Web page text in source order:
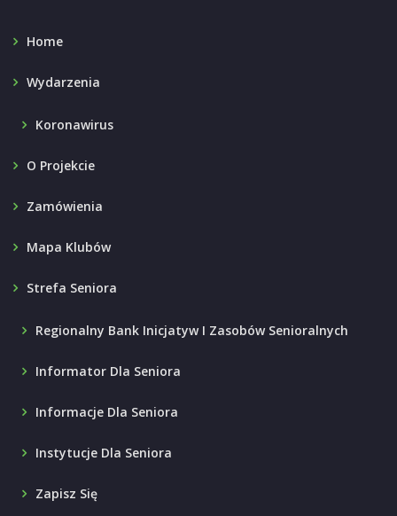
Home
Wydarzenia
Koronawirus
O Projekcie
Zamówienia
Mapa Klubów
Strefa Seniora
Regionalny Bank Inicjatyw I Zasobów Senioralnych
Informator Dla Seniora
Informacje Dla Seniora
Instytucje Dla Seniora
Zapisz Się